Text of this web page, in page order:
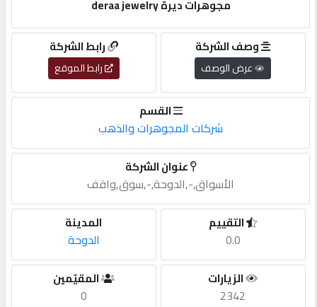
التسجيل
English
أضف
مطلوب
طلب
مجوهرات ديرة deraa jewelry
رابط الشركة
رابط الموقع
وصف الشركة
عرض الوصف
القسم
شركات المجوهرات والذهب
عنوان الشركة
الأسواق,-,الدوحة,-,سوق,واقف
المدينة
الدوحة
التقييم
0.0
المقيّمين
0
الزيارات
2342